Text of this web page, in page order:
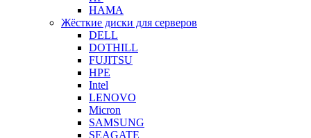
HAMA
Жёсткие диски для серверов
DELL
DOTHILL
FUJITSU
HPE
Intel
LENOVO
Micron
SAMSUNG
SEAGATE